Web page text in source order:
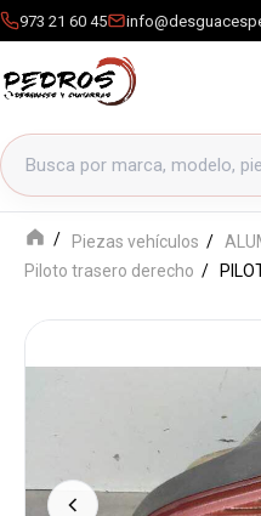
973 21 60 45
Buscar productos
Piezas vehículos
Piloto trasero derecho